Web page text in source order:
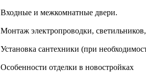
Входные и межкомнатные двери.
Монтаж электропроводки, светильников,
Установка сантехники (при
Особенности отделки в новостройках